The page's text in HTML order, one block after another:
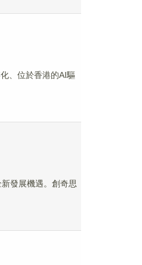
、位於香港的AI驅
發展機遇。創奇思